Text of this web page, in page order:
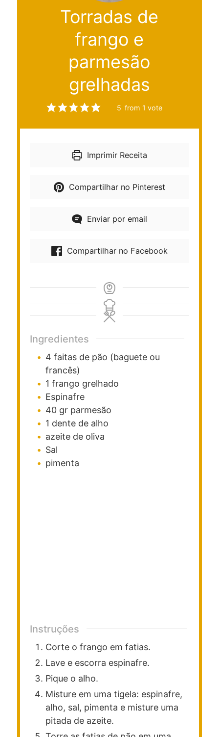
Torradas de
frango e
parmesão
grelhadas
5 from 1 vote
Imprimir Receita
Compartilhar no Pinterest
Enviar por email
Compartilhar no Facebook
Ingredientes
4 faitas de pão (baguete ou
francês)
1 frango grelhado
Espinafre
40 gr parmesão
1 dente de alho
azeite de oliva
Sal
pimenta
Instruções
Corte o frango em fatias.
Lave e escorra espinafre.
Pique o alho.
Misture em uma tigela: espinafre,
alho, sal, pimenta e misture uma
pitada de azeite.